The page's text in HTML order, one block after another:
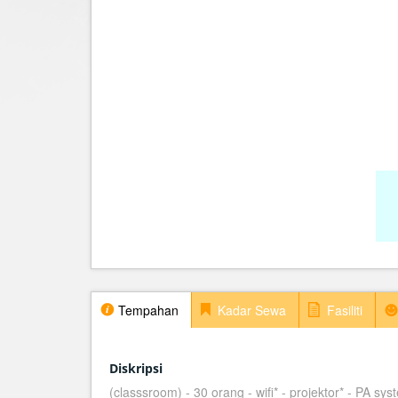
Tempahan Kadar Sewa Fasiliti
Diskripsi
(classsroom) - 30 orang - wifi* - projektor* - PA